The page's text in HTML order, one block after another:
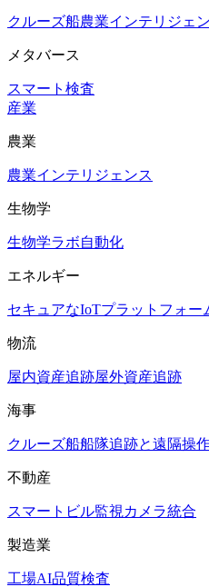
クルーズ船農業インテリジェ
メタバース
スマート検査
産業
農業
農業インテリジェンス
生物学
生物学ラボ自動化
エネルギー
セキュアなIoTプラットフォー
物流
屋内資産追跡屋外資産追跡
海事
クルーズ船船隊追跡と遠隔操
不動産
スマートビル監視カメラ統合
製造業
工場AI品質検査